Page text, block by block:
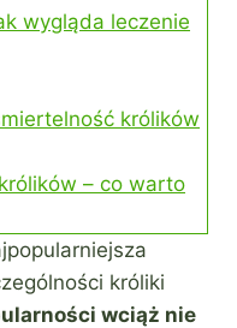
wygląda leczenie
królików
– co warto
króliki
wciąż nie